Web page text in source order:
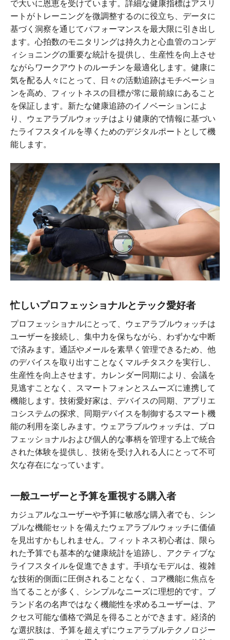
で大いに恩恵を受けています。詳細な健康指標はアスリ
ートがトレーニングを微調整するのに役立ち、データに
基づく洞察を通じてパフォーマンスを最大限に引き出し
ます。心拍数のモニタリングは持久力と心血管のコンデ
ィショニングの重要な統計を提供し、生産性を向上させ
ながらワークアウトのルーチンを最適化します。健康に
気を配る人々にとって、日々の活動追跡はモチベーショ
ンを高め、フィットネスの目標が常に最前線にあること
を保証します。新たな健康追跡のイノベーションによ
り、ウェアラブルウォッチはより健康的で情報に基づい
たライフスタイルを導くためのデジタルポートとして機
能します。
忙しいプロフェッショナルとテック愛好者
プロフェッショナルにとって、ウェアラブルウォッチは
ユーザーを接続し、集中力を保ちながら、わずかな中断
で済みます。通話やメールを素早く管理できるため、他
のデバイスを取り出すことなくマルチタスクを実行し、
生産性を向上させます。カレンダー同期により、会議を
見逃すことなく、スマートフォンとスムーズに連携して
機能します。技術愛好家は、デバイスの同期、アプリエ
コシステムの探求、同期デバイスを制御するスマート機
能の利用を楽しみます。ウェアラブルウォッチは、プロ
フェッショナルおよび個人的な事柄を管理する上で統合
された体験を提供し、技術を受け入れる人にとって不可
欠な存在になっています。
一般ユーザーと予算を重視する購入者
カジュアルなユーザーや予算に敏感な購入者でも、シン
プルな機能セットを備えたウェアラブルウォッチに価値
を見出すかもしれません。フィットネス初心者は、限ら
れた予算でも基本的な健康統計を追跡し、アクティブな
ライフスタイルを促進できます。手頃なモデルは、複雑
な技術的側面に圧倒されることなく、コア機能に焦点を
当てることが多く、シンプルなニーズに理想的です。ブ
ランド名の名声ではなく機能性を求めるユーザーは、ア
クセス可能な価格で満足を得ることができます。経済的
な選択肢は、予算を超えずにウェアラブルテクノロジー